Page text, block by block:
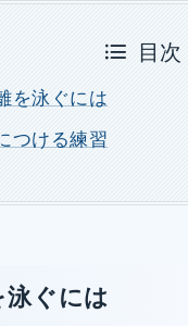
目次
を泳ぐには
つける練習
ぐには